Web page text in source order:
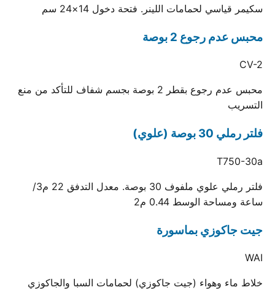
سكيمر قياسي لحمامات اللينر. فتحة دخول 14×24 سم
محبس عدم رجوع 2 بوصة
CV-2
محبس عدم رجوع بقطر 2 بوصة بجسم شفاف للتأكد من منع
التسريب
فلتر رملي 30 بوصة (علوي)
T750-30a
فلتر رملي علوي ملفوف 30 بوصة. معدل التدفق 22 م3/
ساعة ومساحة الوسط 0.44 م2
جيت جاكوزي بماسورة
WAI
خلاط ماء وهواء (جيت جاكوزي) لحمامات السبا والجاكوزي